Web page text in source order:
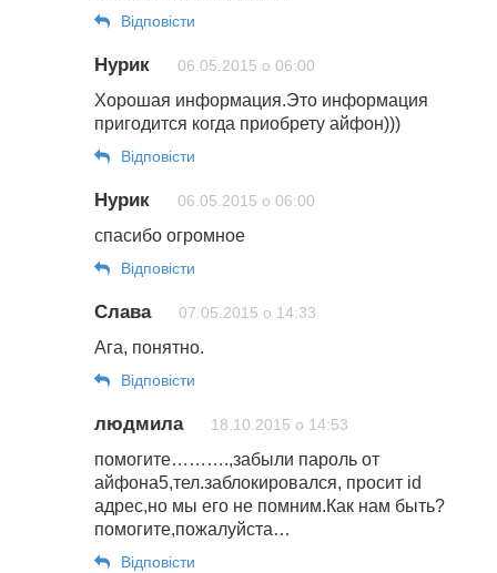
Відповіcти
Нурик 06.05.2015 о 06:00
Хорошая информация.Это информация
пригодится когда приобрету айфон)))
Відповіcти
Нурик 06.05.2015 о 06:00
спасибо огромное
Відповіcти
Слава 07.05.2015 о 14:33
Ага, понятно.
Відповіcти
людмила 18.10.2015 о 14:53
помогите……….,забыли пароль от
айфона5,тел.заблокировался, просит id
адрес,но мы его не помним.Как нам быть?
помогите,пожалуйста…
Відповіcти